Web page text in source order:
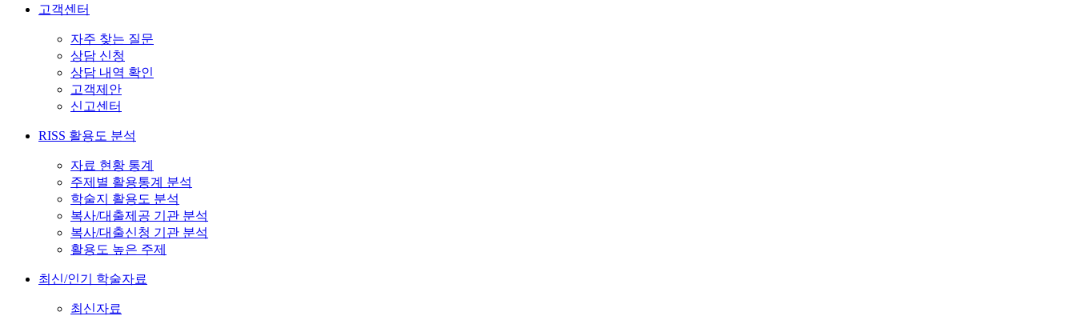
고객센터
자주 찾는 질문
상담 신청
상담 내역 확인
고객제안
신고센터
RISS 활용도 분석
자료 현황 통계
주제별 활용통계 분석
학술지 활용도 분석
복사/대출제공 기관 분석
복사/대출신청 기관 분석
활용도 높은 주제
최신/인기 학술자료
최신자료